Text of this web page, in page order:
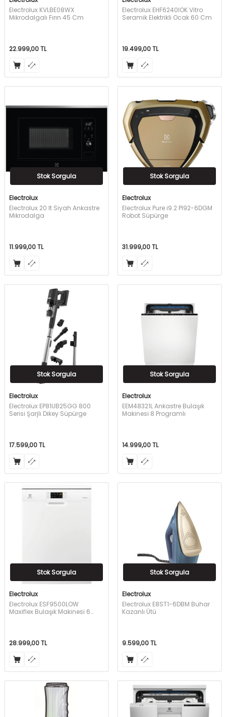
Electrolux KVLBE08WX
Mikrodalgalı Fırın 45 Cm
22.999,00TL
Electrolux EHF6240IOK Vitro
Seramik Elektrikli Ocak 60 Cm
19.499,00TL
Stok Sorgula
Electrolux
Electrolux 20 lt Siyah Ankastre
Mikrodalga
11.999,00TL
Stok Sorgula
Electrolux
Electrolux Pure i9.2 PI92-6DGM
Robot Süpürge
31.999,00TL
Stok Sorgula
Electrolux
Electrolux EP81UB25GG 800
Serisi Şarjlı Dikey Süpürge
17.599,00TL
Stok Sorgula
Electrolux
EEM48321L Ankastre Bulaşık
Makinesi 8 Programlı
14.999,00TL
Stok Sorgula
Electrolux
Electrolux ESF9500LOW
Maxiflex Bulaşık Makinesi 6
28.999,00TL
Stok Sorgula
Electrolux
Electrolux E8ST1-6DBM Buhar
Kazanlı Ütü
9.599,00TL